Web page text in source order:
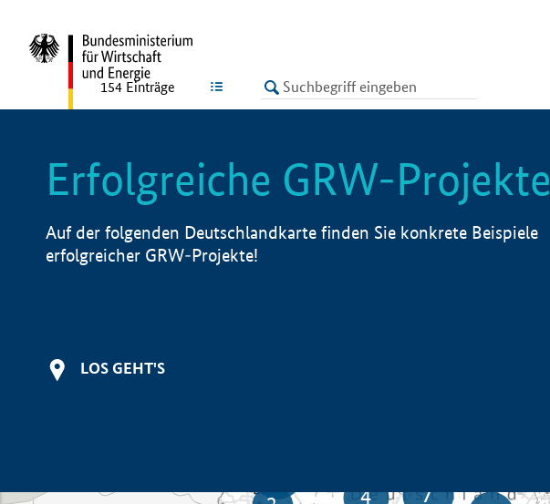
LISTE
154 Einträge
Erfolgreiche GRW-Projekte
Auf der folgenden Deutschlandkarte finden Sie konkrete Beispiele
erfolgreicher GRW-Projekte!
LOS GEHT'S